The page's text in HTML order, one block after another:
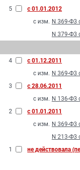
5
с 01.01.2012
с изм. N 369-Ф3
N 379-Ф3
4
с 01.12.2011
с изм. N 369-Ф3
3
с 28.06.2011
с изм. N 136-Ф3
2
с 01.01.2011
с изм. N 369-Ф3
N 213-Ф3
1
не действовала